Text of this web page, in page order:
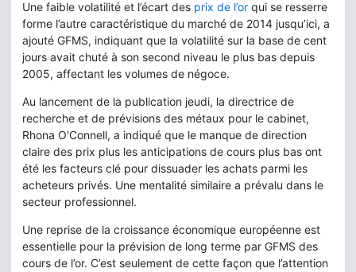
Une faible volatilité et l’écart des prix de l’or qui se resserre
forme l’autre caractéristique du marché de 2014 jusqu’ici, a
ajouté GFMS, indiquant que la volatilité sur la base de cent
jours avait chuté à son second niveau le plus bas depuis
2005, affectant les volumes de négoce.
Au lancement de la publication jeudi, la directrice de
recherche et de prévisions des métaux pour le cabinet,
Rhona O'Connell, a indiqué que le manque de direction
claire des prix plus les anticipations de cours plus bas ont
été les facteurs clé pour dissuader les achats parmi les
acheteurs privés. Une mentalité similaire a prévalu dans le
secteur professionnel.
Une reprise de la croissance économique européenne est
essentielle pour la prévision de long terme par GFMS des
cours de l’or. C’est seulement de cette façon que l’attention